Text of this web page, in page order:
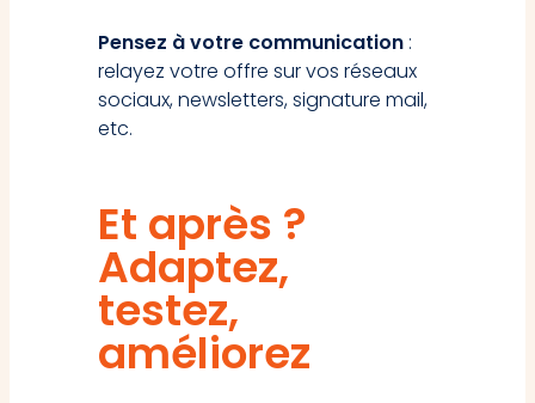
Pensez à votre communication :
relayez votre offre sur vos réseaux
sociaux, newsletters, signature mail,
etc.
Et après ?
Adaptez,
testez,
améliorez